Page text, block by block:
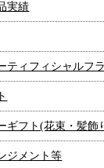
実績
ティフィシャルフ
ギフト(花束・髪飾
ジメント等